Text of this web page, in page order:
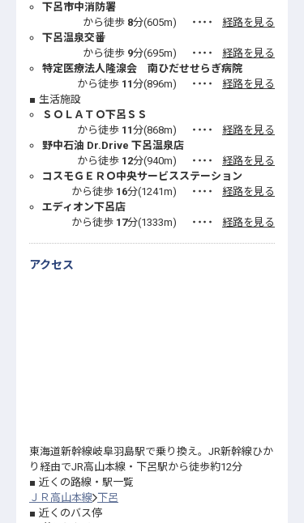
下呂市中消防署
から徒歩 8分(605m) ・・・・
経路を見る
下呂温泉交番
から徒歩 9分(695m) ・・・・
経路を見る
特定医療法人隆湶会 南ひだせせらぎ病院
から徒歩 11分(896m) ・・・・
経路を見る
生活施設
ＳＯＬＡＴＯ下呂ＳＳ
から徒歩 11分(868m) ・・・・
経路を見る
野中石油 Dr.Drive 下呂温泉店
から徒歩 12分(940m) ・・・・
経路を見る
コスモＧＥＲＯ中央サービスステーション
から徒歩 16分(1241m) ・・・・
経路を見る
エディオン下呂店
から徒歩 17分(1333m) ・・・・ 経路を見る
アクセス
東海道新幹線岐阜羽島駅で乗り換え。JR新幹線ひか
り経由でJR高山本線・下呂駅から徒歩約12分
近くの路線・駅一覧
ＪＲ高山本線 下呂
近くのバス停